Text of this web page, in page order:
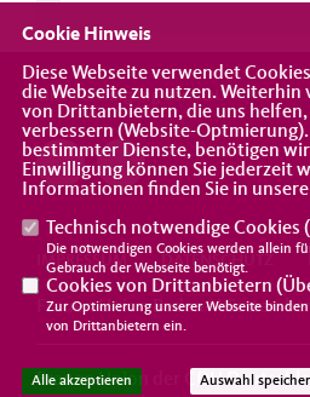
Eine Vereinigung der CDU
IMPRESSUM DATENSCHUTZ
Frauen Union Baden-
Frauen Union der CDU
Cookie Hinweis
Diese Webseite verwendet
die Webseite zu nutzen.
von Drittanbietern, die uns helfen,
verbessern (Website-
bestimmter Dienste, benötigen
Einwilligung können Sie jederzeit
Informationen finden Sie in
Technisch notwendige Cookies (
Die notwendigen Cookies werden allein
Gebrauch der Webseite benötigt.
Cookies von Drittanbietern (
Zur Optimierung unserer Webseite
von Drittanbietern ein.
Alle akzeptieren Auswahl